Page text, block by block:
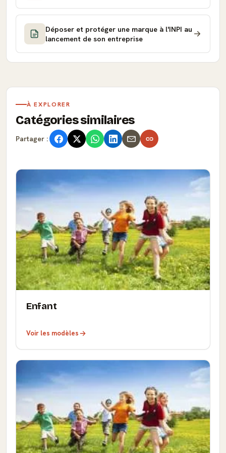
Déposer et protéger une marque à l'INPI au
lancement de son entreprise
À EXPLORER
Catégories similaires
Partager :
Enfant
Voir les modèles